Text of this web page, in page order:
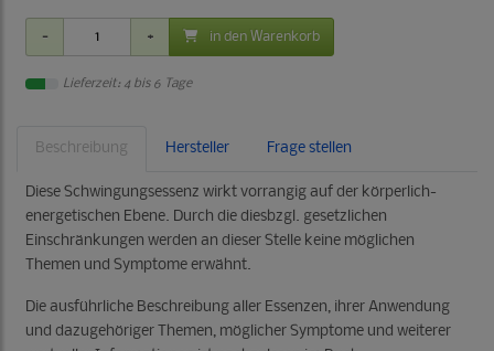
in den Warenkorb
Lieferzeit: 4 bis 6 Tage
Beschreibung Hersteller Frage stellen
Diese Schwingungsessenz wirkt vorrangig auf der körperlich-
energetischen Ebene. Durch die diesbzgl. gesetzlichen
Einschränkungen werden an dieser Stelle keine möglichen
Themen und Symptome erwähnt.
Die ausführliche Beschreibung aller Essenzen, ihrer Anwendung
und dazugehöriger Themen, möglicher Symptome und weiterer